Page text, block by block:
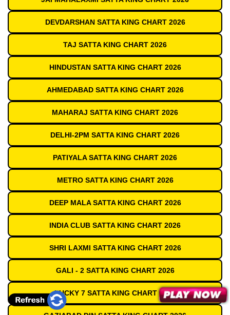
DEVDARSHAN SATTA KING CHART 2026
TAJ SATTA KING CHART 2026
HINDUSTAN SATTA KING CHART 2026
AHMEDABAD SATTA KING CHART 2026
MAHARAJ SATTA KING CHART 2026
DELHI-2PM SATTA KING CHART 2026
PATIYALA SATTA KING CHART 2026
METRO SATTA KING CHART 2026
DEEP MALA SATTA KING CHART 2026
INDIA CLUB SATTA KING CHART 2026
SHRI LAXMI SATTA KING CHART 2026
GALI - 2 SATTA KING CHART 2026
LUCKY 7 SATTA KING CHART 2026